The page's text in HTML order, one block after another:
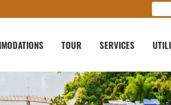
TOUR SERVICES